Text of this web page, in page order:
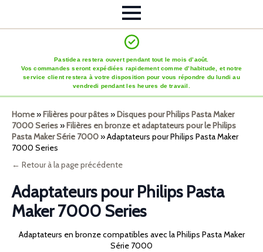
Pastidea restera ouvert pendant tout le mois d’août.
Vos commandes seront expédiées rapidement comme d’habitude, et notre
service client restera à votre disposition pour vous répondre du lundi au
vendredi pendant les heures de travail.
Home»Filières pour pâtes»Disques pour Philips Pasta Maker
7000 Series»Filières en bronze et adaptateurs pour le Philips
Pasta Maker Série 7000»Adaptateurs pour Philips Pasta Maker
7000 Series
← Retour à la page précédente
Adaptateurs pour Philips Pasta
Maker 7000 Series
Adaptateurs en bronze compatibles avec la Philips Pasta Maker
Série 7000